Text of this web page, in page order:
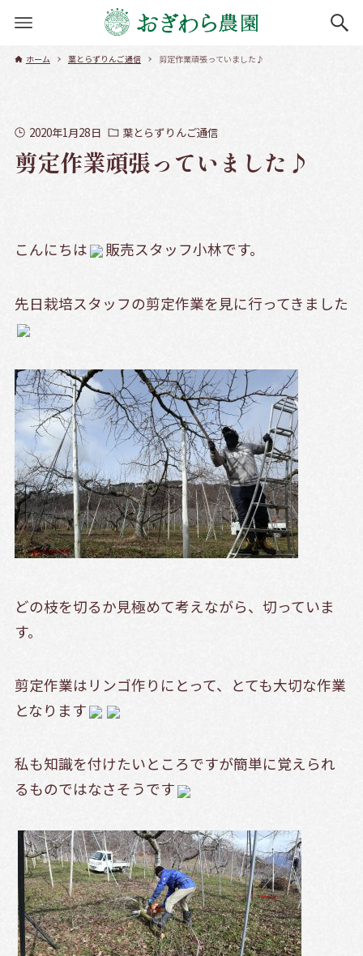
ホーム 葉とらずりんご通信 剪定作業頑張っていました♪
2020年1月28日 葉とらずりんご通信
剪定作業頑張っていました♪
こんにちは 販売スタッフ小林です。
先日栽培スタッフの剪定作業を見に行ってきました
どの枝を切るか見極めて考えながら、切っていま
す。
剪定作業はリンゴ作りにとって、とても大切な作業
となります
私も知識を付けたいところですが簡単に覚えられ
るものではなさそうです